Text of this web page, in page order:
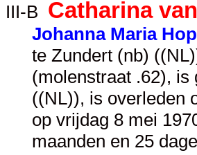
III-B Catharina
Johanna Maria
te Zundert (nb)
(molenstraat .62), is
((NL)), is overleden
op vrijdag 8 mei
maanden en 25